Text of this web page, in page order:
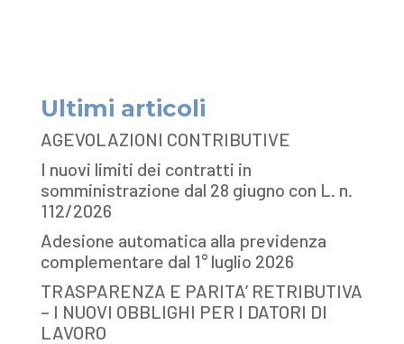
Ultimi articoli
AGEVOLAZIONI CONTRIBUTIVE
I nuovi limiti dei contratti in
somministrazione dal 28 giugno con L. n.
112/2026
Adesione automatica alla previdenza
complementare dal 1° luglio 2026
TRASPARENZA E PARITA’ RETRIBUTIVA
– I NUOVI OBBLIGHI PER I DATORI DI
LAVORO